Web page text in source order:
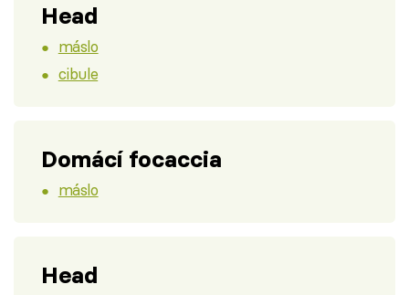
Head
máslo
cibule
Domácí focaccia
máslo
Head